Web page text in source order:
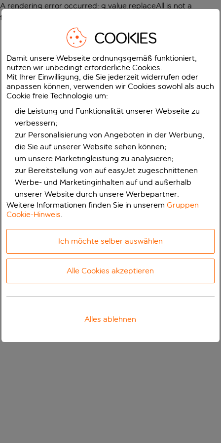
A rendering error occurred: g.value.replaceAll is not a
function
COOKIES
Damit unsere Webseite ordnungsgemäß funktioniert,
nutzen wir unbedingt erforderliche Cookies.
Mit Ihrer Einwilligung, die Sie jederzeit widerrufen oder
anpassen können, verwenden wir Cookies sowohl als auch
Cookie freie Technologie um:
die Leistung und Funktionalität unserer Webseite zu
verbessern;
zur Personalisierung von Angeboten in der Werbung,
die Sie auf unserer Website sehen können;
um unsere Marketingleistung zu analysieren;
zur Bereitstellung von auf easyJet zugeschnittenen
Werbe- und Marketinginhalten auf und außerhalb
unserer Website durch unsere Werbepartner.
Weitere Informationen finden Sie in unseremGruppen
Cookie-Hinweis.
Ich möchte selber auswählen
Alle Cookies akzeptieren
Alles ablehnen